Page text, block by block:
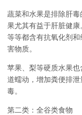
蔬菜和水果是排除肝
果尤其有益于肝脏健
等等都含有抗氧化剂
害物质。
苹果、梨等硬质水果
道蠕动，增加粪便排
毒。
第二类：全谷类食物